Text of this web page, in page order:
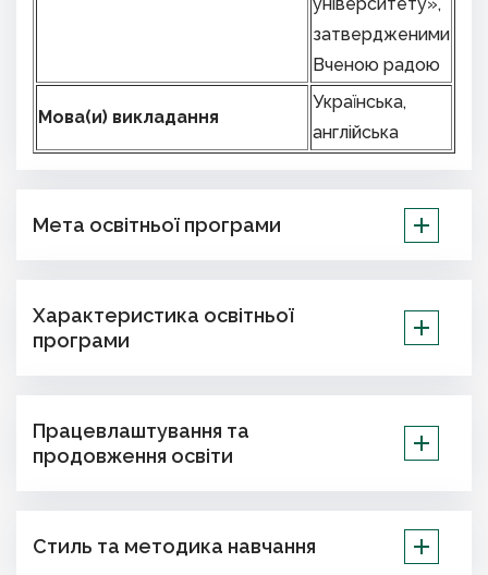
затвердженими
Вченою радою
Мова(и) викладання
Українська,
англійська
Мета освітньої програми
Характеристика освітньої
програми
Працевлаштування та
продовження освіти
Стиль та методика навчання